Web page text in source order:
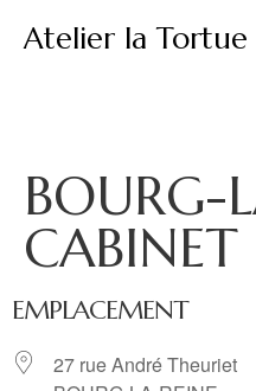
Atelier la Tortue
BOURG-
CABINET
EMPLACEMENT
27 rue André Theuriet